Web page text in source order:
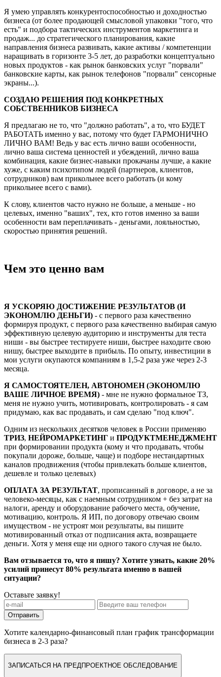
Я умею управлять конкурентоспособностью и доходностью
бизнеса (от более продающей смысловой упаковки "того, что
есть" и подбора тактических инструментов маркетинга и
продаж... до стратегического планирования, какие
направления бизнеса развивать, какие активы / компетенции
наращивать в горизонте 3-5 лет, до разработки концептуально
новых продуктов - как рынок банковских услуг "порвали"
банковские карты, как рынок телефонов "порвали" сенсорные
экраны...).
СОЗДАЮ РЕШЕНИЯ ПОД КОНКРЕТНЫХ
СОБСТВЕННИКОВ БИЗНЕСА
Я предлагаю не то, что "должно работать", а то, что БУДЕТ
РАБОТАТЬ именно у вас, потому что будет ГАРМОНИЧНО
ЛИЧНО ВАМ! Ведь у вас есть лично ваши особенности,
лично ваша система ценностей и убеждений, лично ваша
комбинация, какие бизнес-навыки прокачаны лучше, а какие
хуже, с каким психотипом людей (партнеров, клиентов,
сотрудников) вам прикольнее всего работать (и кому
прикольнее всего с вами).
К слову, клиентов часто нужно не больше, а меньше - но
целевых, именно "ваших", тех, кто готов именно за ваши
особенности вам переплачивать - деньгами, лояльностью,
скоростью принятия решений.
Чем это ценно вам
Я УСКОРЯЮ ДОСТИЖЕНИЕ РЕЗУЛЬТАТОВ (И
ЭКОНОМЛЮ ДЕНЬГИ) - с первого раза качественно
формируя продукт, с первого раза качественно выбирая самую
эффективную целевую аудиторию и инструменты для теста
ниши - вы быстрее тестируете ниши, быстрее находите свою
нишу, быстрее выходите в прибыль. По опыту, инвестиции в
мои услуги окупаются компаниям в 1,5-2 раза уже через 2-3
месяца.
Я САМОСТОЯТЕЛЕН, АВТОНОМЕН (ЭКОНОМЛЮ
ВАШЕ ЛИЧНОЕ ВРЕМЯ) - мне не нужно формальное ТЗ,
меня не нужно учить, мотивировать, контролировать - я сам
придумаю, как вас продавать, и сам сделаю "под ключ".
Одним из нескольких десятков человек в России применяю
ТРИЗ, НЕЙРОМАРКЕТИНГ и ПРОДУКТМЕНЕДЖМЕНТ
при формировании продукта (кому и что продавать, чтобы
покупали дороже, больше, чаще) и подборе нестандартных
каналов продвижения (чтобы привлекать больше клиентов,
дешевле и только целевых)
ОПЛАТА ЗА РЕЗУЛЬТАТ, прописанный в договоре, а не за
человеко-месяцы, как с наемным сотрудником + без затрат на
налоги, аренду и оборудование рабочего места, обучение,
мотивацию, контроль. Я ИП, по договору отвечаю своим
имуществом - не устроят мои результаты, вы пишите
мотивированный отказ от подписания акта, возвращаете
деньги. Хотя у меня еще ни одного такого случая не было.
Вам отзывается то, что я пишу? Хотите узнать, какие 20%
усилий принесут 80% результата именно в вашей
ситуации?
Оставьте заявку!
Отправить
Хотите календарно-финансовый план график трансформации
бизнеса в 2-3 раза?
ЗАПИСАТЬСЯ НА ПРЕДПРОЕКТНОЕ ОБСЛЕДОВАНИЕ